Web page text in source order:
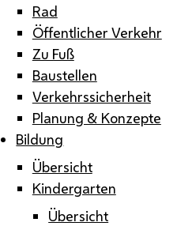
Rad
Öffentlicher Verkehr
Zu Fuß
Baustellen
Verkehrssicherheit
Planung & Konzepte
Bildung
Übersicht
Kindergarten
Übersicht